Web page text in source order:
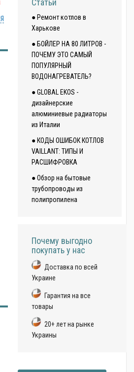
Статьи
● Ремонт котлов в
Харькове
● БОЙЛЕР НА 80 ЛИТРОВ -
ПОЧЕМУ ЭТО САМЫЙ
ПОПУЛЯРНЫЙ
ВОДОНАГРЕВАТЕЛЬ?
● GLOBAL EKOS -
дизайнерские
алюминиевые радиаторы
из Италии
● КОДЫ ОШИБОК КОТЛОВ
VAILLANT: ТИПЫ И
РАСШИФРОВКА
● Обзор на бытовые
трубопроводы из
полипропилена
Почему выгодно
покупать у нас
Доставка по всей
Украине
Гарантия на все
товары
20+ лет на рынке
Украины